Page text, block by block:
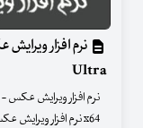
Ultra